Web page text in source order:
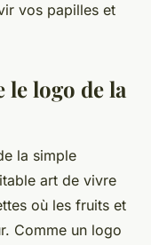
vos papilles et
le logo de la
la simple
art de vivre
où les fruits et
Comme un logo